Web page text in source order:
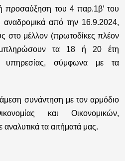
προσαύξηση του 4 παρ.1β’ του
αναδρομικά από την 16.9.2024,
στο μέλλον (πρωτοδίκες πλέον
τα 18 ή 20 έτη
υπηρεσίας, σύμφωνα με τα
συνάντηση με τον αρμόδιο
και Οικονομικών,
τα αιτήματά μας.